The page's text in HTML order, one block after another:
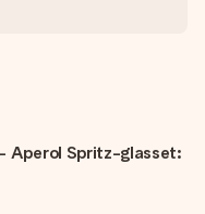
Aperol Spritz-glasset: